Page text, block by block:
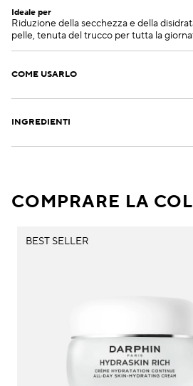
Ideale per
Riduzione della secchezza e della
pelle, tenuta del trucco per tutta la
COME USARLO
INGREDIENTI
COMPRARE LA
BEST SELLER